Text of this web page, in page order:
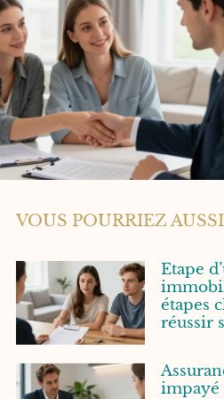
VOUS POURRIEZ
Etape
étapes
réussir
impayé